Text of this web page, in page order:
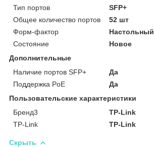
Тип портов
SFP+
Общее количество портов
52 шт
Форм-фактор
Настольный
Состояние
Новое
Дополнительные
Наличие портов SFP+
Да
Поддержка PoE
Да
Пользовательские характеристики
Бренд3
TP-Link
TP-Link
TP-Link
Скрыть